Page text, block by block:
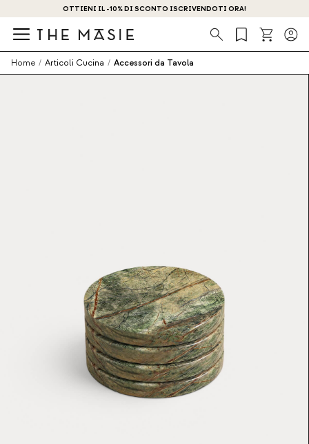
OTTIENI IL -10% DI SCONTO ISCRIVENDOTI ORA!
Ricerca
Home / Articoli Cucina / Accessori da Tavola